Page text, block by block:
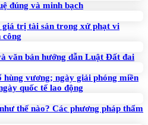
đúng và minh bạch
giá trị tài sản trong xử phạt vi
công
văn bản hướng dẫn Luật Đất đai
hùng vương; ngày giải phóng miền
quốc tế lao động
thế nào? Các phương pháp thẩm